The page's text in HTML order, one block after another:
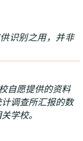
识别之用，并非
自愿提供的资料
调查所汇报的数
学校。